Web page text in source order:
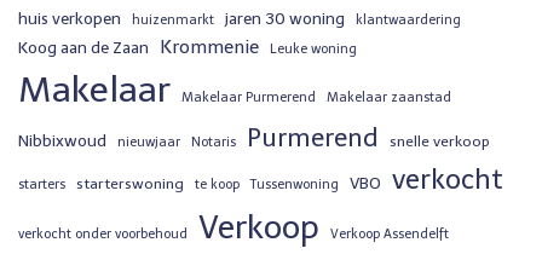
huis verkopen huizenmarkt jaren 30 woning klantwaardering
Koog aan de Zaan Krommenie Leuke woning
Makelaar Makelaar Purmerend Makelaar zaanstad
Nibbixwoud nieuwjaar Notaris Purmerend snelle verkoop
starters starterswoning te koop Tussenwoning VBO verkocht
verkocht onder voorbehoud Verkoop Verkoop Assendelft